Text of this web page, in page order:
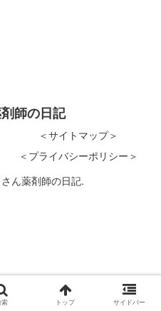
師の日記
＜サイトマップ＞
＜プライバシーポリシー＞
ん薬剤師の日記.
索 トップ サイドバー